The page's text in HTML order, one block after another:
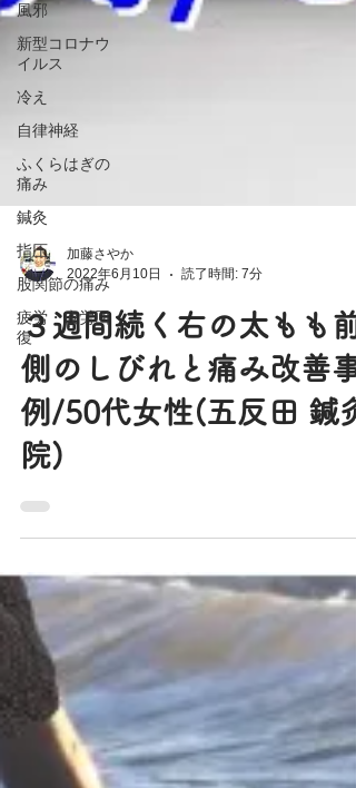
風邪
新型コロナウ
イルス
冷え
自律神経
ふくらはぎの
痛み
鍼灸
指圧
股関節の痛み
疲労・疲労回
復
2022年6月10日
読了時間: 7分
３週間続く右の太もも前
側のしびれと痛み改善事
例/50代女性(五反田 鍼灸
院)